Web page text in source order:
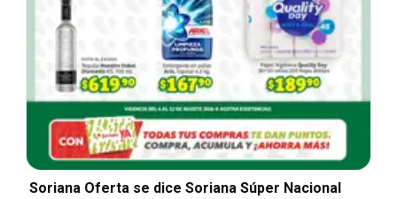
Soriana Oferta se dice Soriana Súper Nacional